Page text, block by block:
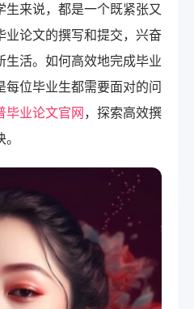
来说，都是一个既紧张又
业论文的撰写和提交，兴奋
生活。如何高效地完成毕业
位毕业生都需要面对的问
毕业论文官网 ，探索高效撰